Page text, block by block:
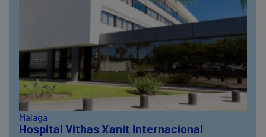
Málaga
Hospital Vithas Xanit Internacional